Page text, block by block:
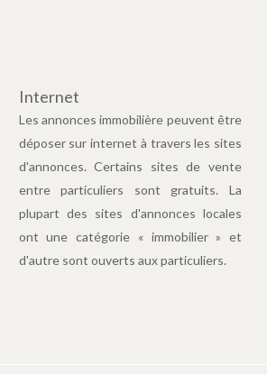
Internet
Les annonces immobilière peuvent être
déposer sur internet à travers les sites
d'annonces. Certains sites de vente
entre particuliers sont gratuits. La
plupart des sites d'annonces locales
ont une catégorie « immobilier » et
d'autre sont ouverts aux particuliers.